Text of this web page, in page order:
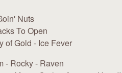
Nuts
To Open
of Gold - Ice Fever
- Rocky - Raven